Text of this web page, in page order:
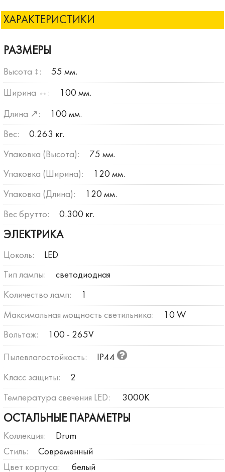
ХАРАКТЕРИСТИКИ
РАЗМЕРЫ
Высота ↕: 55 мм.
Ширина ↔: 100 мм.
Длина ↗: 100 мм.
Вес: 0.263 кг.
Упаковка (Высота): 75 мм.
Упаковка (Ширина): 120 мм.
Упаковка (Длина): 120 мм.
Вес брутто: 0.300 кг.
ЭЛЕКТРИКА
Цоколь: LED
Тип лампы: светодиодная
Количество ламп: 1
Максимальная мощность светильника: 10 W
Вольтаж: 100 - 265V
Пылевлагостойкость: IP44
Класс защиты: 2
Температура свечения LED: 3000К
ОСТАЛЬНЫЕ ПАРАМЕТРЫ
Коллекция:
Drum
Стиль:
Современный
Цвет корпуса:
белый